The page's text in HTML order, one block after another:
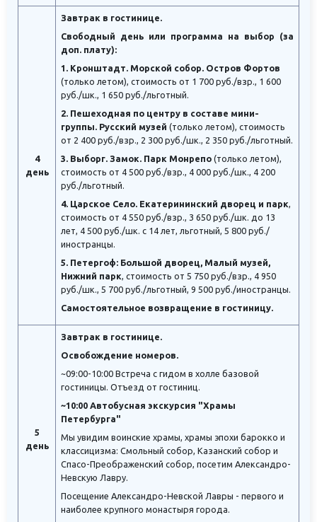
4
день
Завтрак в гостинице.
Свободный день или программа на выбор (за
доп. плату):
1. Кронштадт. Морской собор. Остров Фортов
(только летом), стоимость от 1 700 руб./взр., 1 600
руб./шк., 1 650 руб./льготный.
2. Пешеходная по центру в составе мини-
группы. Русский музей (только летом), стоимость
от 2 400 руб./взр., 2 300 руб./шк., 2 350 руб./льготный.
3. Выборг. Замок. Парк Монрепо (только летом),
стоимость от 4 500 руб./взр., 4 000 руб./шк., 4 200
руб./льготный.
4. Царское Село. Екатерининский дворец и парк,
стоимость от 4 550 руб./взр., 3 650 руб./шк. до 13
лет, 4 500 руб./шк. с 14 лет, льготный, 5 800 руб./
иностранцы.
5. Петергоф: Большой дворец, Малый музей,
Нижний парк, стоимость от 5 750 руб./взр., 4 950
руб./шк., 5 700 руб./льготный, 9 500 руб./иностранцы.
Самостоятельное возвращение в гостиницу.
5
день
Завтрак в гостинице.
Освобождение номеров.
~09:00-10:00 Встреча с гидом в холле базовой
гостиницы. Отъезд от гостиниц.
~10:00 Автобусная экскурсия "Храмы
Петербурга"
Мы увидим воинские храмы, храмы эпохи барокко и
классицизма: Смольный собор, Казанский собор и
Спасо-Преображенский собор, посетим Александро-
Невскую Лавру.
Посещение Александро-Невской Лавры - первого и
наиболее крупного монастыря города.